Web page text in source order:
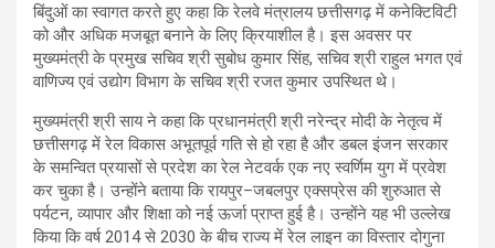
बिंदुओं का स्वागत करते हुए कहा कि रेलवे मंत्रालय छत्तीसगढ़ में कनेक्टिविटी
को और अधिक मजबूत बनाने के लिए क्रियाशील है। इस अवसर पर
मुख्यमंत्री के प्रमुख सचिव श्री सुबोध कुमार सिंह, सचिव श्री राहुल भगत एवं
वाणिज्य एवं उद्योग विभाग के सचिव श्री रजत कुमार उपस्थित थे।
मुख्यमंत्री श्री साय ने कहा कि प्रधानमंत्री श्री नरेन्द्र मोदी के नेतृत्व में
छत्तीसगढ़ में रेल विकास अभूतपूर्व गति से हो रहा है और डबल इंजन सरकार
के समन्वित प्रयासों से प्रदेश का रेल नेटवर्क एक नए स्वर्णिम युग में प्रवेश
कर चुका है। उन्होंने बताया कि रायपुर–जबलपुर एक्सप्रेस की शुरुआत से
पर्यटन, व्यापार और शिक्षा को नई ऊर्जा प्राप्त हुई है। उन्होंने यह भी उल्लेख
किया कि वर्ष 2014 से 2030 के बीच राज्य में रेल लाइन का विस्तार दोगुना